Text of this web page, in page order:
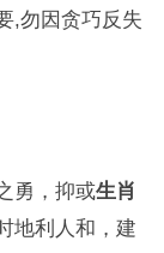
,勿因贪巧反失
勇，抑或生肖
地利人和，建